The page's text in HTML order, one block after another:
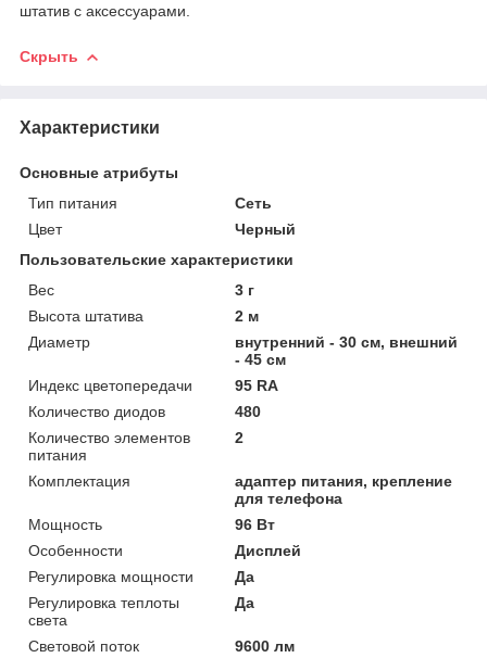
штатив с аксессуарами.
Скрыть
Характеристики
Основные атрибуты
Тип питания
Сеть
Цвет
Черный
Пользовательские характеристики
Вес
3 г
Высота штатива
2 м
Диаметр
внутренний - 30 см, внешний
- 45 см
Индекс цветопередачи
95 RA
Количество диодов
480
Количество элементов
питания
2
Комплектация
адаптер питания, крепление
для телефона
Мощность
96 Вт
Особенности
Дисплей
Регулировка мощности
Да
Регулировка теплоты
света
Да
Световой поток
9600 лм